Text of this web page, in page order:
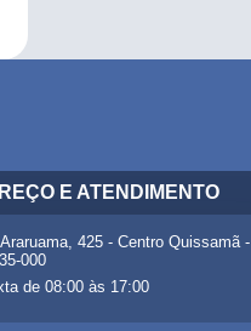
E ATENDIMENTO
425 - Centro Quissamã -
000
de 08:00 às 17:00